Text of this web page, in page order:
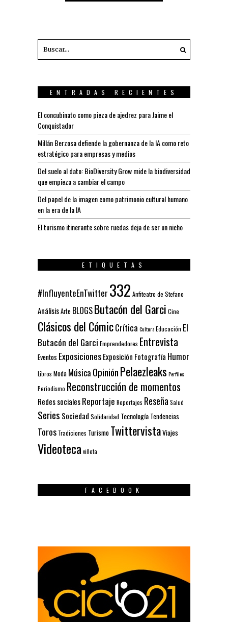
ENTRADAS RECIENTES
El concubinato como pieza de ajedrez para Jaime el
Conquistador
Millán Berzosa defiende la gobernanza de la IA como reto
estratégico para empresas y medios
Del suelo al dato: BioDiversity Grow mide la biodiversidad
que empieza a cambiar el campo
Del papel de la imagen como patrimonio cultural humano
en la era de la IA
El turismo itinerante sobre ruedas deja de ser un nicho
ETIQUETAS
#InfluyenteEnTwitter 332 Anfiteatro de Stefano
AnálisisArte BLOGSButacón del Garci Cine
Clásicos del CómicCrítica CulturaEducación El
Butacón del Garci Emprendedores Entrevista
Eventos ExposicionesExposición Fotografía Humor
Libros Moda Música OpiniónPelaezleaks Perfiles
Periodismo Reconstrucción de momentos
Redes socialesReportaje Reportajes Reseña Salud
Series Sociedad Solidaridad Tecnología Tendencias
Toros Tradiciones Turismo TwittervistaViajes
Videoteca viñeta
FACEBOOK